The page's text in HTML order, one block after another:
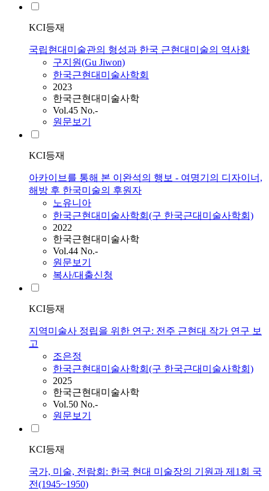
KCI등재
국립현대미술관의 형성과 한국 근현대미술의 역사화
구지원(Gu Jiwon)
한국근현대미술사학회
2023
한국근현대미술사학
Vol.45 No.-
원문보기
KCI등재
아카이브를 통해 본 이완석의 행보 - 여명기의 디자이너,
해방 후 한국미술의 후원자
노유니아
한국근현대미술사학회(구 한국근대미술사학회)
2022
한국근현대미술사학
Vol.44 No.-
원문보기
복사/대출신청
KCI등재
지역미술사 정립을 위한 연구: 전주 근현대 작가 연구 보
고
조은정
한국근현대미술사학회(구 한국근대미술사학회)
2025
한국근현대미술사학
Vol.50 No.-
원문보기
KCI등재
국가, 미술, 전람회: 한국 현대 미술장의 기원과 제1회 국
전(1945~1950)